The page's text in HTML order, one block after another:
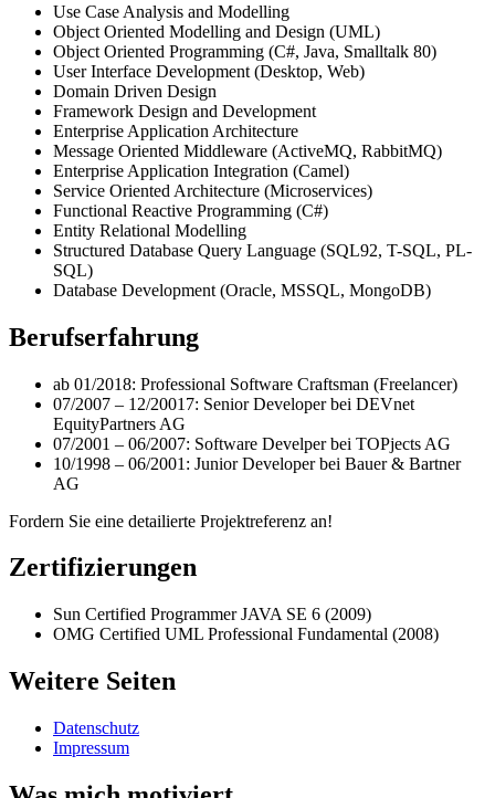
Use Case Analysis and Modelling
Object Oriented Modelling and Design (UML)
Object Oriented Programming (C#, Java, Smalltalk 80)
User Interface Development (Desktop, Web)
Domain Driven Design
Framework Design and Development
Enterprise Application Architecture
Message Oriented Middleware (ActiveMQ, RabbitMQ)
Enterprise Application Integration (Camel)
Service Oriented Architecture (Microservices)
Functional Reactive Programming (C#)
Entity Relational Modelling
Structured Database Query Language (SQL92, T-SQL, PL-
SQL)
Database Development (Oracle, MSSQL, MongoDB)
Berufserfahrung
ab 01/2018: Professional Software Craftsman (Freelancer)
07/2007 – 12/20017: Senior Developer bei DEVnet
EquityPartners AG
07/2001 – 06/2007: Software Develper bei TOPjects AG
10/1998 – 06/2001: Junior Developer bei Bauer & Bartner
AG
Fordern Sie eine detailierte Projektreferenz an!
Zertifizierungen
Sun Certified Programmer JAVA SE 6 (2009)
OMG Certified UML Professional Fundamental (2008)
Weitere Seiten
Datenschutz
Impressum